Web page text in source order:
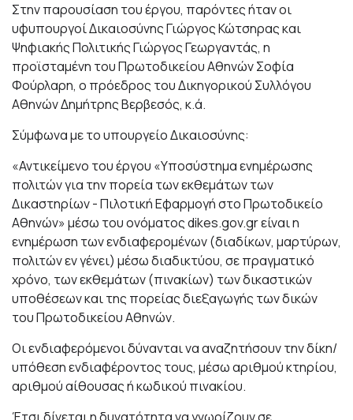
Στην παρουσίαση του έργου, παρόντες ήταν οι
υφυπουργοί Δικαιοσύνης Γιώργος Κώτσηρας και
Ψηφιακής Πολιτικής Γιώργος Γεωργαντάς, η
προϊσταμένη του Πρωτοδικείου Αθηνών Σοφία
Φούρλαρη, ο πρόεδρος του Δικηγορικού Συλλόγου
Αθηνών Δημήτρης Βερβεσός, κ.ά.
Σύμφωνα με το υπουργείο Δικαιοσύνης:
«Αντικείμενο του έργου «Υποσύστημα ενημέρωσης
πολιτών για την πορεία των εκθεμάτων των
Δικαστηρίων - Πιλοτική Εφαρμογή στο Πρωτοδικείο
Αθηνών» μέσω του ονόματος dikes.gov.gr είναι η
ενημέρωση των ενδιαφερομένων (διαδίκων, μαρτύρων,
πολιτών εν γένει) μέσω διαδικτύου, σε πραγματικό
χρόνο, των εκθεμάτων (πινακίων) των δικαστικών
υποθέσεων και της πορείας διεξαγωγής των δικών
του Πρωτοδικείου Αθηνών.
Οι ενδιαφερόμενοι δύνανται να αναζητήσουν την δίκη/
υπόθεση ενδιαφέροντος τους, μέσω αριθμού κτηρίου,
αριθμού αίθουσας ή κωδικού πινακίου.